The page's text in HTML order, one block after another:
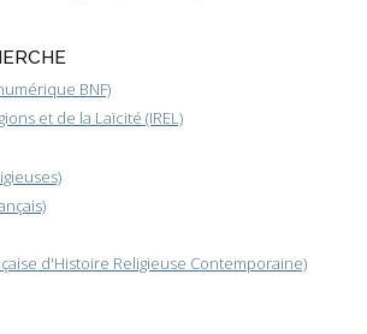
BNF)
et de la Laïcité (IREL)
d'Histoire Religieuse Contemporaine)